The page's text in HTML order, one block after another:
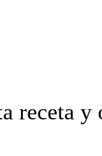
receta